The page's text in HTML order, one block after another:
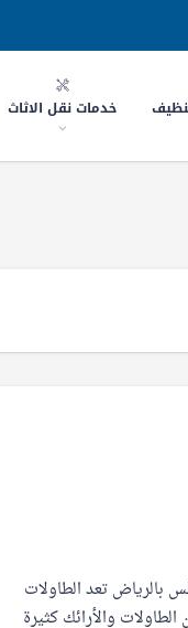
خدمات نقل الاثاث
تعد الطاولات
والأرائك كثيرة